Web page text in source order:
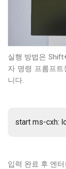
실행 방법은
자 명령 프롬프
니다.
start ms-cxh:
입력 완료 후 엔